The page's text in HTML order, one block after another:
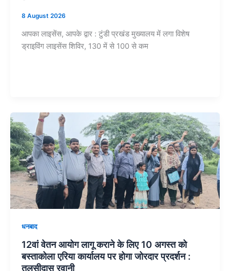
8 August 2026
आपका लाइसेंस, आपके द्वार : टुंडी प्रखंड मुख्यालय में लगा विशेष
ड्राइविंग लाइसेंस शिविर, 130 में से 100 से कम
धनबाद
12वां वेतन आयोग लागू कराने के लिए 10 अगस्त को
बस्ताकोला एरिया कार्यालय पर होगा जोरदार प्रदर्शन :
तुलसीदास रवानी